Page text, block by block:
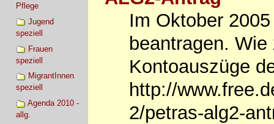
Pflege
Jugend
speziell
Frauen
speziell
MigrantInnen
speziell
Agenda 2010 -
allg.
Im Oktober
beantragen.
Kontoauszüge
http://
2/petras-alg2-